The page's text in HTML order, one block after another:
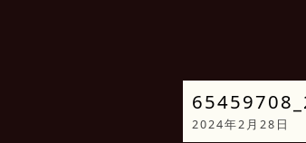
2024年2月28日